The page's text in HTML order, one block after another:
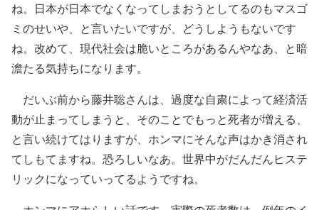
ね。日本が日本でなくなってしまおうとしてるのもマスゴ
ミのせいや、と言いたいですが、どうしようもないです
ね。改めて、現代社会は脆いところがあるんやなあ、と暗
澹たる気持ちになります。
だいぶ前から藤井聡さんは、過度な自粛によって経済活
動が止まってしまうと、そのことでもっと死者が増える、
と言い続けてはりますが、ホンマにそんな声はかき消され
てしもてますね。恐ろしいなあ。世界中がだんだんヒステ
リックになっていってるようですね。